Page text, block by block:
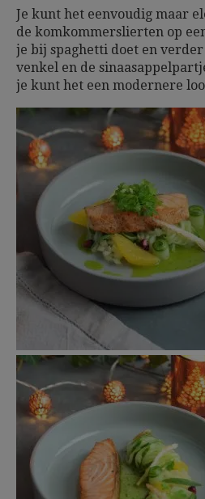
Je kunt het eenvoudig maar
de komkommerslierten op
je bij spaghetti doet en
venkel en de
je kunt het een modernere